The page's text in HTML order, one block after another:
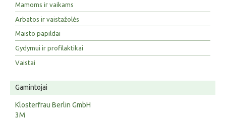
Mamoms ir vaikams
Arbatos ir vaistažolės
Maisto papildai
Gydymui ir profilaktikai
Vaistai
Gamintojai
Klosterfrau Berlin GmbH
3M